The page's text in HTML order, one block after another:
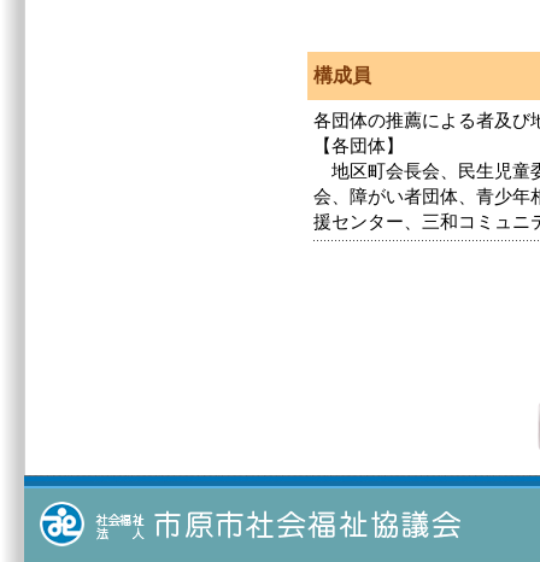
構成員
各団体の推薦による者及び
【各団体】
地区町会長会、民生児童
会、障がい者団体、青少年
援センター、三和コミュニ